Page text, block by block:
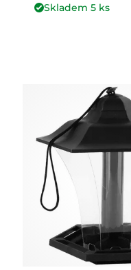
Skladem5 ks